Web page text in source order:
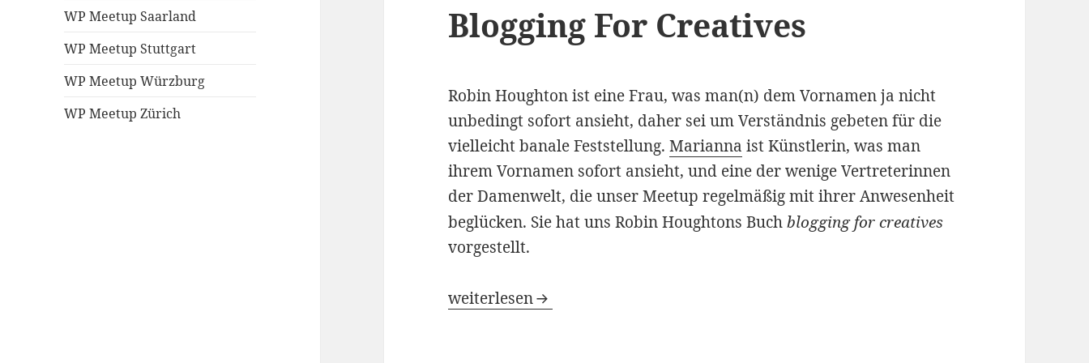
WP Meetup Saarland
WP Meetup Stuttgart
WP Meetup Würzburg
WP Meetup Zürich
Blogging For Creatives
Robin Houghton ist eine Frau, was man(n) dem Vornamen ja nicht
unbedingt sofort ansieht, daher sei um Verständnis gebeten für die
vielleicht banale Feststellung.Marianna ist Künstlerin, was man
ihrem Vornamen sofort ansieht, und eine der wenige Vertreterinnen
der Damenwelt, die unser Meetup regelmäßig mit ihrer Anwesenheit
beglücken. Sie hat uns Robin Houghtons Buchblogging for creatives
vorgestellt.
Blogging For Creatives
weiterlesen